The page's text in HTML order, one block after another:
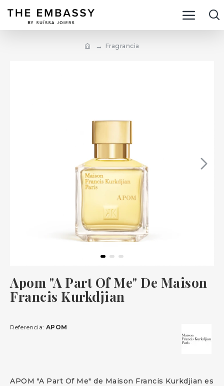
Fragrancia
Apom "A Part Of Me" De Maison
Francis Kurkdjian
APOM "A Part Of Me" de Maison Francis Kurkdjian es
Referencia: APOM